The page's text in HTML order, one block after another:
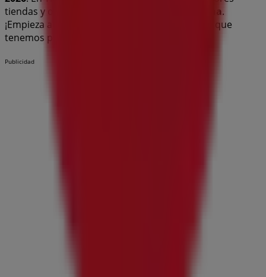
tiendas y opciones de compra en
Benalmádena.
¡Empieza a explorar las tiendas y promociones que
tenemos para ti ahora mismo!
Publicidad